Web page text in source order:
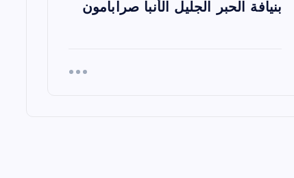
بنيافة الحبر الجليل الأنبا صرابامون